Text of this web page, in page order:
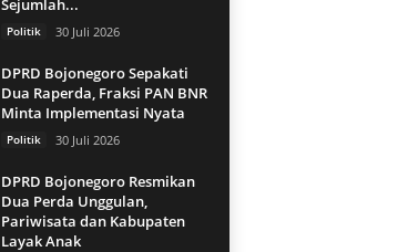
Sejumlah...
Politik 30 Juli 2026
DPRD Bojonegoro Sepakati
Dua Raperda, Fraksi PAN BNR
Minta Implementasi Nyata
Politik 30 Juli 2026
DPRD Bojonegoro Resmikan
Dua Perda Unggulan,
Pariwisata dan Kabupaten
Layak Anak